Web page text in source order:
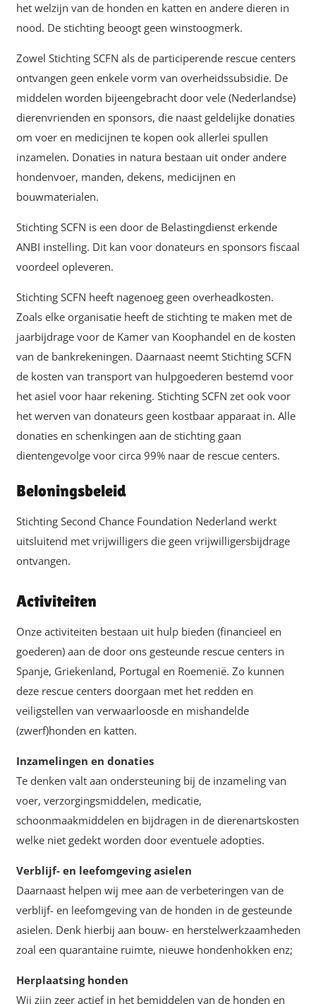
het welzijn van de honden en katten en andere dieren in
nood. De stichting beoogt geen winstoogmerk.
Zowel Stichting SCFN als de participerende rescue centers
ontvangen geen enkele vorm van overheidssubsidie. De
middelen worden bijeengebracht door vele (Nederlandse)
dierenvrienden en sponsors, die naast geldelijke donaties
om voer en medicijnen te kopen ook allerlei spullen
inzamelen. Donaties in natura bestaan uit onder andere
hondenvoer, manden, dekens, medicijnen en
bouwmaterialen.
Stichting SCFN is een door de Belastingdienst erkende
ANBI instelling. Dit kan voor donateurs en sponsors fiscaal
voordeel opleveren.
Stichting SCFN heeft nagenoeg geen overheadkosten.
Zoals elke organisatie heeft de stichting te maken met de
jaarbijdrage voor de Kamer van Koophandel en de kosten
van de bankrekeningen. Daarnaast neemt Stichting SCFN
de kosten van transport van hulpgoederen bestemd voor
het asiel voor haar rekening. Stichting SCFN zet ook voor
het werven van donateurs geen kostbaar apparaat in. Alle
donaties en schenkingen aan de stichting gaan
dientengevolge voor circa 99% naar de rescue centers.
Beloningsbeleid
Stichting Second Chance Foundation Nederland werkt
uitsluitend met vrijwilligers die geen vrijwilligersbijdrage
ontvangen.
Activiteiten
Onze activiteiten bestaan uit hulp bieden (financieel en
goederen) aan de door ons gesteunde rescue centers in
Spanje, Griekenland, Portugal en Roemenië. Zo kunnen
deze rescue centers doorgaan met het redden en
veiligstellen van verwaarloosde en mishandelde
(zwerf)honden en katten.
Inzamelingen en donaties
Te denken valt aan ondersteuning bij de inzameling van
voer, verzorgingsmiddelen, medicatie,
schoonmaakmiddelen en bijdragen in de dierenartskosten
welke niet gedekt worden door eventuele adopties.
Verblijf- en leefomgeving asielen
Daarnaast helpen wij mee aan de verbeteringen van de
verblijf- en leefomgeving van de honden in de gesteunde
asielen. Denk hierbij aan bouw- en herstelwerkzaamheden
zoal een quarantaine ruimte, nieuwe hondenhokken enz;
Herplaatsing honden
Wij zijn zeer actief in het bemiddelen van de honden en